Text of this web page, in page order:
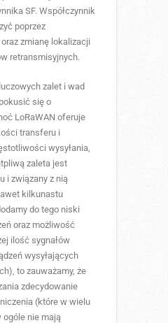
SF. Współczynnik
poprzez
zmianę lokalizacji
retransmisyjnych.
zalet i wad
się o
LoRaWAN oferuje
transferu i
wysyłania,
zaleta jest
i związany z nią
kilkunastu
do tego niski
oraz możliwość
ilość sygnałów
wysyłających
to zauważamy, że
zdecydowanie
(które w wielu
nie mają